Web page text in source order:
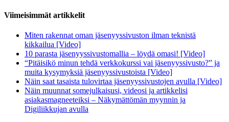
Viimeisimmät artikkelit
Miten rakennat oman jäsenyyssivuston ilman teknistä
kikkailua [Video]
10 parasta jäsenyyssivustomallia – löydä omasi! [Video]
“Pitäisikö minun tehdä verkkokurssi vai jäsenyyssivusto?” ja
muita kysymyksiä jäsenyyssivustoista [Video]
Näin saat tasaista tulovirtaa jäsenyyssivustojen avulla [Video]
Näin muunnat somejulkaisusi, videosi ja artikkelisi
asiakasmagneeteiksi – Näkymättömän myynnin ja
Digiliikkujan avulla